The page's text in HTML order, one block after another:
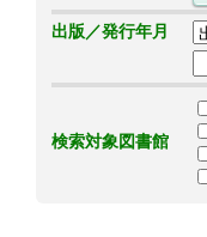
出版／発行年月
検索対象図書館